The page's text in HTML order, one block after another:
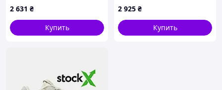
Voodoo 📦 40
2 631 ₴
Купить
2 925 ₴
Купить